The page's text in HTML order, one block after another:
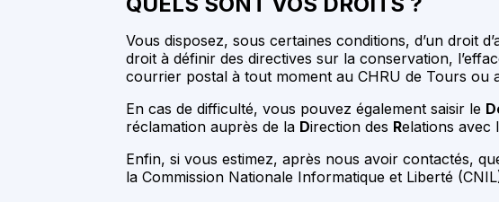
Vous disposez, sous certaines conditions, d’un droit
droit à définir des directives sur la conservation,
courrier postal à tout moment au CHRU de Tours ou
En cas de difficulté, vous pouvez également saisir le
réclamation auprès de la Direction des Relations avec
Enfin, si vous estimez, après nous avoir contactés,
la Commission Nationale Informatique et Liberté